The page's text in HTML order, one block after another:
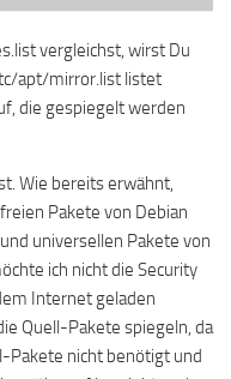
vergleichst, wirst Du
apt/mirror.list listet
die gespiegelt werden
Wie bereits erwähnt,
Pakete von Debian
universellen Pakete von
ich nicht die Security
Internet geladen
Quell-Pakete spiegeln, da
Pakete nicht benötigt und